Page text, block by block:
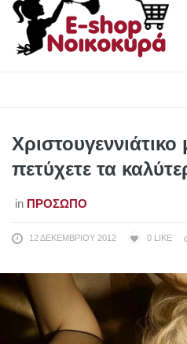
πετύχετε τα
in ΠΡΌΣΩΠΟ
12 ΔΕΚΕΜΒΡΊΟΥ 2012 0 LIKE